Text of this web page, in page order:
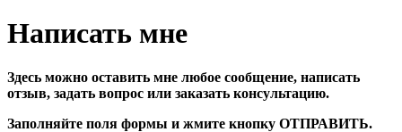
Написать мне
Здесь можно оставить мне любое сообщение, написать
отзыв, задать вопрос или заказать консультацию.
Заполняйте поля формы и жмите кнопку ОТПРАВИТЬ.